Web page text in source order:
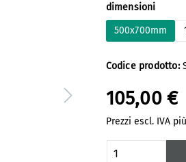
Codice prodotto:
105,00 €
Prezzi escl. IVA
Seleziona
dimensioni
500x700mm
Quantità